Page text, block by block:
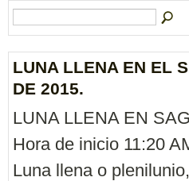
LUNA LLENA EN EL
DE 2015.
LUNA LLENA EN
Hora de inicio 11:20
Luna llena o